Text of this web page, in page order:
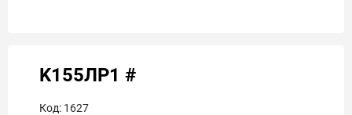
K155ЛР1 #
Код: 1627